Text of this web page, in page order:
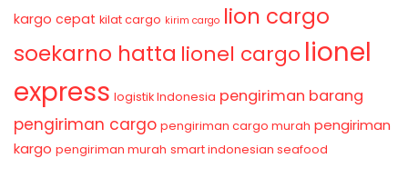
kargo cepat kilat cargo kirim cargo lion cargo
soekarno hatta lionel cargo lionel
express logistik Indonesia pengiriman barang
pengiriman cargo pengiriman cargo murah pengiriman
kargo pengiriman murah smart indonesian seafood